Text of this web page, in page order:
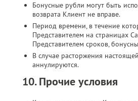
Бонусные рубли могут быть
возврата Клиент не вправе.
Период времени, в течение
Представителем на страницах
Представителем сроков,
В случае расторжения
аннулируются.
10. Прочие условия